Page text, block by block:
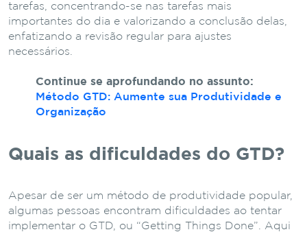
tarefas, concentrando-se nas tarefas mais
importantes do dia e valorizando a conclusão delas,
enfatizando a revisão regular para ajustes
necessários.
Continue se aprofundando no assunto:
Método GTD: Aumente sua Produtividade e
Organização
Quais as dificuldades do GTD?
Apesar de ser um método de produtividade popular,
algumas pessoas encontram dificuldades ao tentar
implementar o GTD, ou “Getting Things Done”. Aqui